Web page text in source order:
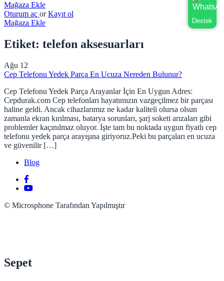
Mağaza Ekle
Oturum aç or Kayıt ol
Mağaza Ekle
Etiket: telefon aksesuarları
Ağu 12
Cep Telefonu Yedek Parça En Ucuza Nereden Bulunur?
Cep Telefonu Yedek Parça Arayanlar İçin En Uygun Adres:
Cepdurak.com Cep telefonları hayatımızın vazgeçilmez bir parçası
haline geldi. Ancak cihazlarımız ne kadar kaliteli olursa olsun
zamanla ekran kırılması, batarya sorunları, şarj soketi arızaları gibi
problemler kaçınılmaz oluyor. İşte tam bu noktada uygun fiyatlı cep
telefonu yedek parça arayışına giriyoruz.Peki bu parçaları en ucuza
ve güvenilir […]
Blog
© Microsphone Tarafından Yapılmıştır
Sepet
Destek